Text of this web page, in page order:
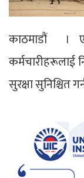
काठमाडौं ।
कर्मचारीहरूलाई
सुरक्षा सुनिश्चित